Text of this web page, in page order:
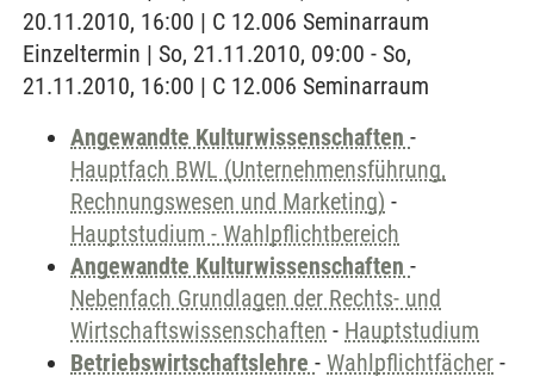
20.11.2010, 16:00 | C 12.006 Seminarraum
Einzeltermin | So, 21.11.2010, 09:00 - So,
21.11.2010, 16:00 | C 12.006 Seminarraum
Angewandte Kulturwissenschaften -
Hauptfach BWL (Unternehmensführung,
Rechnungswesen und Marketing) -
Hauptstudium - Wahlpflichtbereich
Angewandte Kulturwissenschaften -
Nebenfach Grundlagen der Rechts- und
Wirtschaftswissenschaften - Hauptstudium
Betriebswirtschaftslehre - Wahlpflichtfächer -